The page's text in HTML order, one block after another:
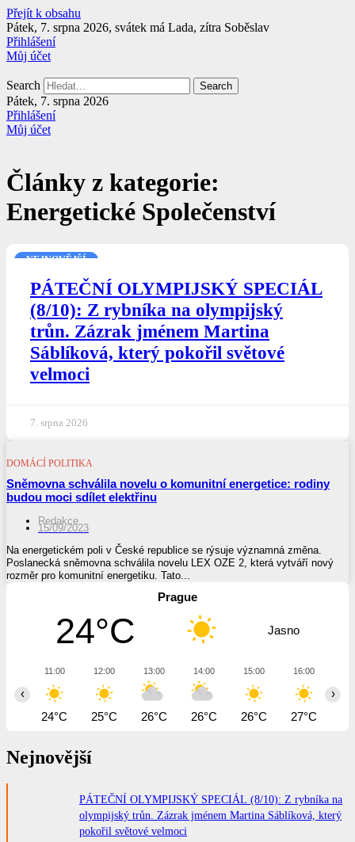
Přejít k obsahu
Pátek, 7. srpna 2026, svátek má Lada, zítra Soběslav
Přihlášení
Můj účet
Search Search
Pátek, 7. srpna 2026
Přihlášení
Můj účet
Články z kategorie:
Energetické Společenství
NEJNOVĚJŠÍ
PÁTEČNÍ OLYMPIJSKÝ SPECIÁL
(8/10): Z rybníka na olympijský
trůn. Zázrak jménem Martina
Sáblíková, který pokořil světové
velmoci
7. srpna 2026
DOMÁCÍ POLITIKA
Sněmovna schválila novelu o komunitní energetice: rodiny
budou moci sdílet elektřinu
Redakce
15/09/2023
Na energetickém poli v České republice se rýsuje významná změna.
Poslanecká sněmovna schválila novelu LEX OZE 2, která vytváří nový
rozměr pro komunitní energetiku. Tato...
Prague
24°C Jasno
11:00
24°C
12:00
25°C
13:00
26°C
14:00
26°C
15:00
26°C
16:00
27°C
‹ ›
Nejnovější
PÁTEČNÍ OLYMPIJSKÝ SPECIÁL (8/10): Z rybníka na
olympijský trůn. Zázrak jménem Martina Sáblíková, který
pokořil světové velmoci